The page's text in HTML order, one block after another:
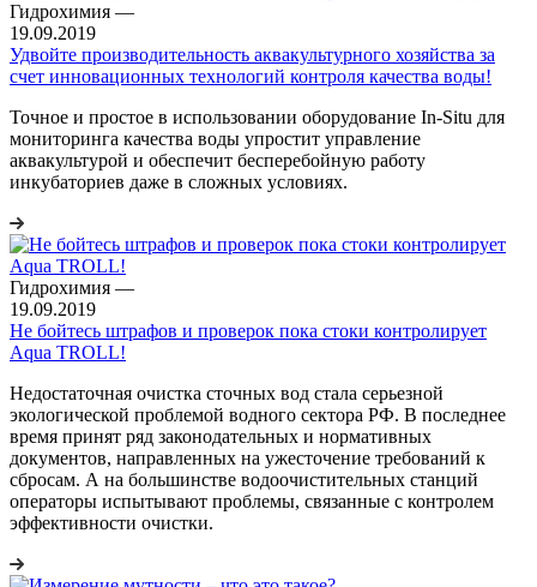
Гидрохимия —
19.09.2019
Удвойте производительность аквакультурного хозяйства за
счет инновационных технологий контроля качества воды!
Точное и простое в использовании оборудование In-Situ для
мониторинга качества воды упростит управление
аквакультурой и обеспечит бесперебойную работу
инкубаториев даже в сложных условиях.
Гидрохимия —
19.09.2019
Не бойтесь штрафов и проверок пока стоки контролирует
Aqua TROLL!
Недостаточная очистка сточных вод стала серьезной
экологической проблемой водного сектора РФ. В последнее
время принят ряд законодательных и нормативных
документов, направленных на ужесточение требований к
сбросам. А на большинстве водоочистительных станций
операторы испытывают проблемы, связанные с контролем
эффективности очистки.